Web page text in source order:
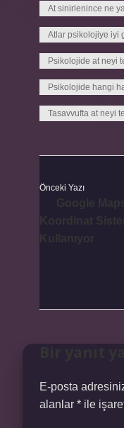
At sinirlenince ne
Atlar psikolojiye iyi
Psikolojide at neyi
Psikolojide hangi
Tasavvufta at neyi
Önceki Yazı
E-posta
alanlar * ile